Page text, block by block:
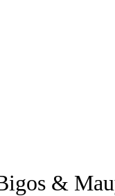
&